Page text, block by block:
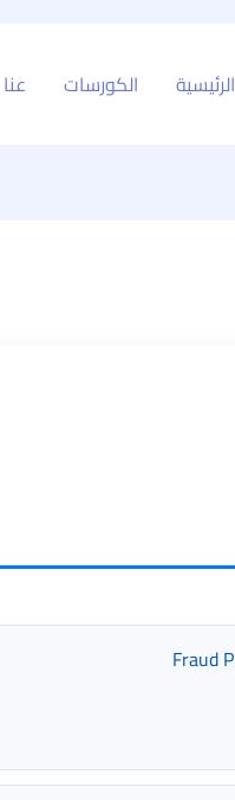
الرئيسية الكورسات عنا